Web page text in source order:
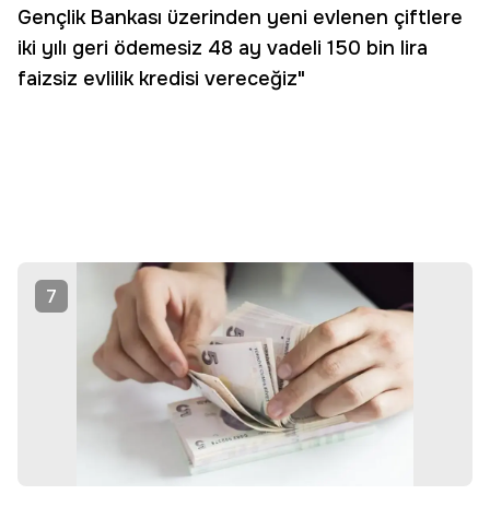
Gençlik Bankası üzerinden yeni evlenen çiftlere
iki yılı geri ödemesiz 48 ay vadeli 150 bin lira
faizsiz evlilik kredisi vereceğiz"
7